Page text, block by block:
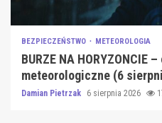
BEZPIECZEŃSTWO METEOROLOGIA
BURZE NA HORYZONCIE
meteorologiczne (6
Damian Pietrzak 6 sierpnia 2026